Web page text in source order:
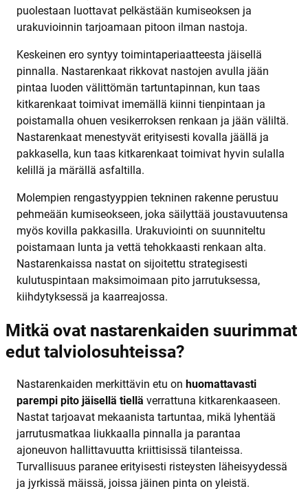
puolestaan luottavat pelkästään kumiseoksen ja
urakuvioinnin tarjoamaan pitoon ilman nastoja.
Keskeinen ero syntyy toimintaperiaatteesta jäisellä
pinnalla. Nastarenkaat rikkovat nastojen avulla jään
pintaa luoden välittömän tartuntapinnan, kun taas
kitkarenkaat toimivat imemällä kiinni tienpintaan ja
poistamalla ohuen vesikerroksen renkaan ja jään väliltä.
Nastarenkaat menestyvät erityisesti kovalla jäällä ja
pakkasella, kun taas kitkarenkaat toimivat hyvin sulalla
kelillä ja märällä asfaltilla.
Molempien rengastyyppien tekninen rakenne perustuu
pehmeään kumiseokseen, joka säilyttää joustavuutensa
myös kovilla pakkasilla. Urakuviointi on suunniteltu
poistamaan lunta ja vettä tehokkaasti renkaan alta.
Nastarenkaissa nastat on sijoitettu strategisesti
kulutuspintaan maksimoimaan pito jarrutuksessa,
kiihdytyksessä ja kaarreajossa.
Mitkä ovat nastarenkaiden suurimmat
edut talviolosuhteissa?
Nastarenkaiden merkittävin etu on huomattavasti
parempi pito jäisellä tiellä verrattuna kitkarenkaaseen.
Nastat tarjoavat mekaanista tartuntaa, mikä lyhentää
jarrutusmatkaa liukkaalla pinnalla ja parantaa
ajoneuvon hallittavuutta kriittisissä tilanteissa.
Turvallisuus paranee erityisesti risteysten läheisyydessä
ja jyrkissä mäissä, joissa jäinen pinta on yleistä.